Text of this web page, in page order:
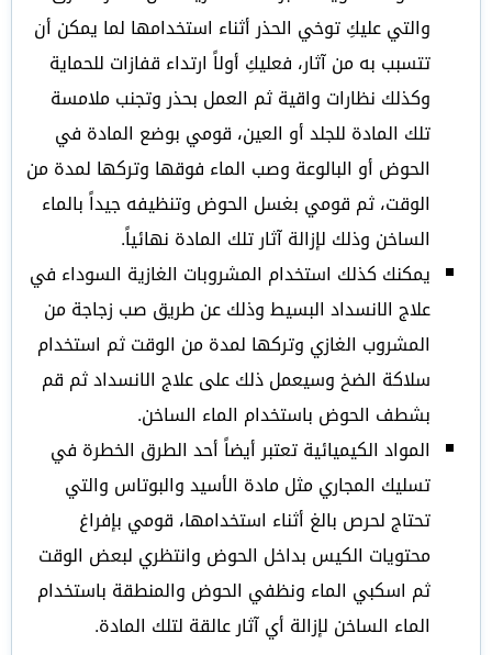
والتي عليكِ توخي الحذر أثناء استخدامها لما يمكن أن
تتسبب به من آثار، فعليكِ أولاً ارتداء قفازات للحماية
وكذلك نظارات واقية ثم العمل بحذر وتجنب ملامسة
تلك المادة للجلد أو العين، قومي بوضع المادة في
الحوض أو البالوعة وصب الماء فوقها وتركها لمدة من
الوقت، ثم قومي بغسل الحوض وتنظيفه جيداً بالماء
الساخن وذلك لإزالة آثار تلك المادة نهائياً.
يمكنك كذلك استخدام المشروبات الغازية السوداء في
علاج الانسداد البسيط وذلك عن طريق صب زجاجة من
المشروب الغازي وتركها لمدة من الوقت ثم استخدام
سلاكة الضخ وسيعمل ذلك على علاج الانسداد ثم قم
بشطف الحوض باستخدام الماء الساخن.
المواد الكيميائية تعتبر أيضاً أحد الطرق الخطرة في
تسليك المجاري مثل مادة الأسيد والبوتاس والتي
تحتاج لحرص بالغ أثناء استخدامها، قومي بإفراغ
محتويات الكيس بداخل الحوض وانتظري لبعض الوقت
ثم اسكبي الماء ونظفي الحوض والمنطقة باستخدام
الماء الساخن لإزالة أي آثار عالقة لتلك المادة.